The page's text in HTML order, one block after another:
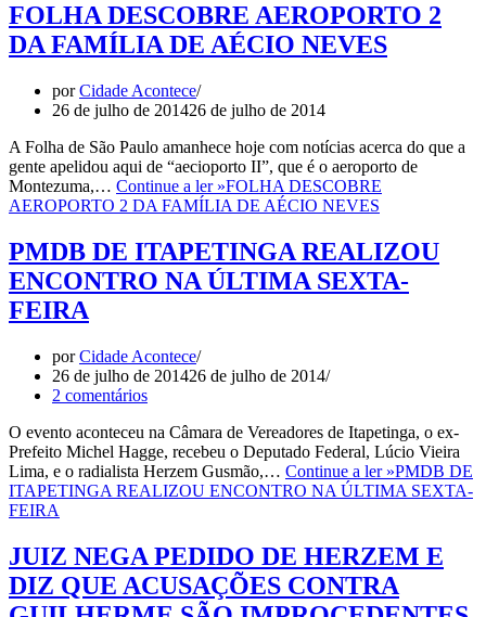
FOLHA DESCOBRE AEROPORTO 2
DA FAMÍLIA DE AÉCIO NEVES
porCidade Acontece
26 de julho de 201426 de julho de 2014
A Folha de São Paulo amanhece hoje com notícias acerca do que a
gente apelidou aqui de “aecioporto II”, que é o aeroporto de
Montezuma,… Continue a ler »FOLHA DESCOBRE
AEROPORTO 2 DA FAMÍLIA DE AÉCIO NEVES
PMDB DE ITAPETINGA REALIZOU
ENCONTRO NA ÚLTIMA SEXTA-
FEIRA
porCidade Acontece
26 de julho de 201426 de julho de 2014
2 comentários
O evento aconteceu na Câmara de Vereadores de Itapetinga, o ex-
Prefeito Michel Hagge, recebeu o Deputado Federal, Lúcio Vieira
Lima, e o radialista Herzem Gusmão,… Continue a ler »PMDB DE
ITAPETINGA REALIZOU ENCONTRO NA ÚLTIMA SEXTA-
FEIRA
JUIZ NEGA PEDIDO DE HERZEM E
DIZ QUE ACUSAÇÕES CONTRA